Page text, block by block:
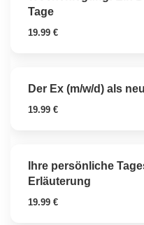
Tage
19.99 €
Der Ex (m/w/d) als
19.99 €
Ihre persönliche
Erläuterung
19.99 €